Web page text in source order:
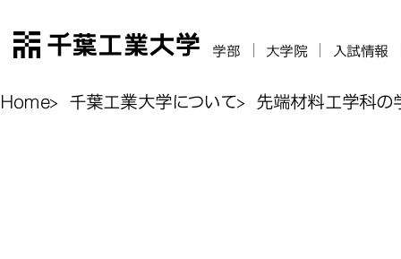
千葉工業大学
学部 大学院 入試情報
Home 千葉工業大学について 先端材料工学科の